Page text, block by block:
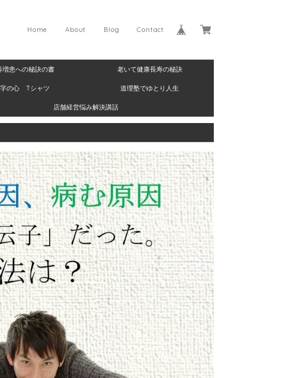
Contact
Blog
About
Home
増患への秘訣の書 老いて健康長寿の秘訣
の心 Tシャツ 道理塾でゆとり人生
店舗経営悩み解決講話